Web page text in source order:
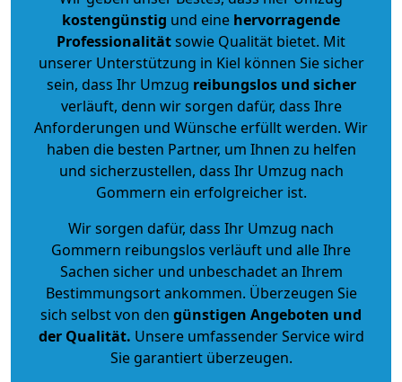
kostengünstig und eine hervorragende
Professionalitätsowie Qualität bietet. Mit
unserer Unterstützung in Kiel können Sie sicher
sein, dass Ihr Umzug reibungslos und sicher
verläuft, denn wir sorgen dafür, dass Ihre
Anforderungen und Wünsche erfüllt werden. Wir
haben die besten Partner, um Ihnen zu helfen
und sicherzustellen, dass Ihr Umzug nach
Gommern ein erfolgreicher ist.
Wir sorgen dafür, dass Ihr Umzug nach
Gommern reibungslos verläuft und alle Ihre
Sachen sicher und unbeschadet an Ihrem
Bestimmungsort ankommen. Überzeugen Sie
sich selbst von den günstigen Angeboten und
der Qualität. Unsere umfassender Service wird
Sie garantiert überzeugen.